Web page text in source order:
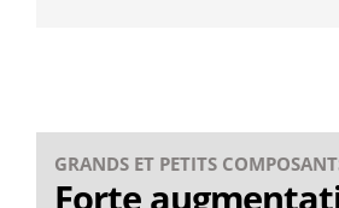
GRANDS ET PETITS
Forte